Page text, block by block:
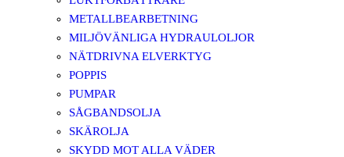
METALLBEARBETNING
MILJÖVÄNLIGA HYDRAULOLJOR
NÄTDRIVNA ELVERKTYG
POPPIS
PUMPAR
SÅGBANDSOLJA
SKÄROLJA
SKYDD MOT ALLA VÄDER